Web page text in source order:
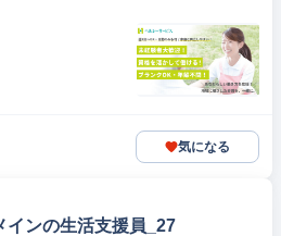
気になる
インの生活支援員_27